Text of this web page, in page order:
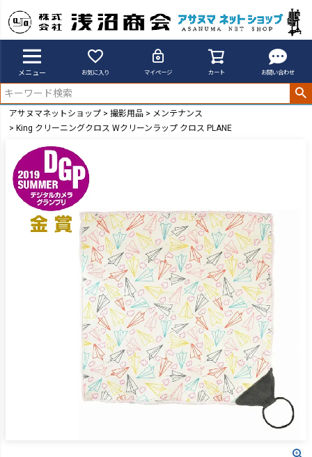
メニュー お気に入り マイページ カート お問い合わせ
アサヌマネットショップ 撮影用品
メンテナンス
King クリーニングクロス Wクリーンラップ クロス PLANE